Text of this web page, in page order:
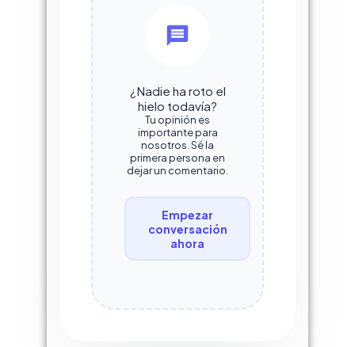
¿Nadie ha roto el
hielo todavía?
Tu opinión es
importante para
nosotros. Sé la
primera persona en
dejar un comentario.
Empezar
conversación
ahora